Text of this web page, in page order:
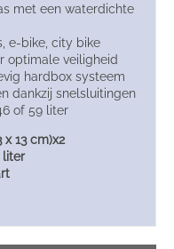
met een waterdichte
e-bike, city bike
optimale veiligheid
hardbox systeem
dankzij snelsluitingen
of 59 liter
x 13 cm)x2
liter